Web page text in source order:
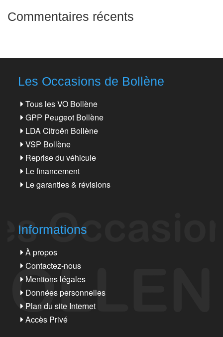
Commentaires récents
Les Occasions de Bollène
Tous les VO Bollène
GPP Peugeot Bollène
LDA Citroën Bollène
VSP Bollène
Reprise du véhicule
Le financement
Le garanties & révisions
Informations
À propos
Contactez-nous
Mentions légales
Données personnelles
Plan du site Internet
Accès Privé